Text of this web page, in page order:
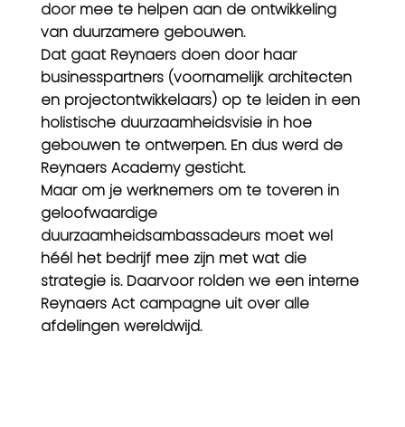
door mee te helpen aan de ontwikkeling
van duurzamere gebouwen.
Dat gaat Reynaers doen door haar
businesspartners (voornamelijk architecten
en projectontwikkelaars) op te leiden in een
holistische duurzaamheidsvisie in hoe
gebouwen te ontwerpen. En dus werd de
Reynaers Academy gesticht.
Maar om je werknemers om te toveren in
geloofwaardige
duurzaamheidsambassadeurs moet wel
héél het bedrijf mee zijn met wat die
strategie is. Daarvoor rolden we een interne
Reynaers Act campagne uit over alle
afdelingen wereldwijd.